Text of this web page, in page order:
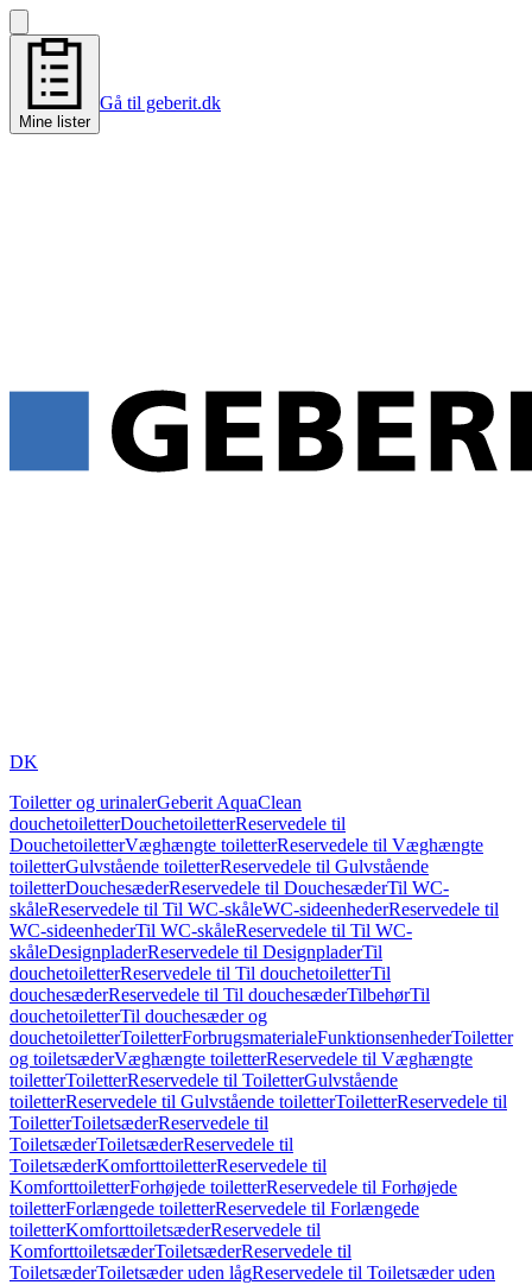
Mine lister
Gå til geberit.dk
DK
Toiletter og urinalerGeberit AquaClean
douchetoiletterDouchetoiletterReservedele til
DouchetoiletterVæghængte toiletterReservedele til Væghængte
toiletterGulvstående toiletterReservedele til Gulvstående
toiletterDouchesæderReservedele til DouchesæderTil WC-
skåleReservedele til Til WC-skåleWC-sideenhederReservedele til
WC-sideenhederTil WC-skåleReservedele til Til WC-
skåleDesignpladerReservedele til DesignpladerTil
douchetoiletterReservedele til Til douchetoiletterTil
douchesæderReservedele til Til douchesæderTilbehørTil
douchetoiletterTil douchesæder og
douchetoiletterToiletterForbrugsmaterialeFunktionsenhederToiletter
og toiletsæderVæghængte toiletterReservedele til Væghængte
toiletterToiletterReservedele til ToiletterGulvstående
toiletterReservedele til Gulvstående toiletterToiletterReservedele til
ToiletterToiletsæderReservedele til
ToiletsæderToiletsæderReservedele til
ToiletsæderKomforttoiletterReservedele til
KomforttoiletterForhøjede toiletterReservedele til Forhøjede
toiletterForlængede toiletterReservedele til Forlængede
toiletterKomforttoiletsæderReservedele til
KomforttoiletsæderToiletsæderReservedele til
ToiletsæderToiletsæder uden lågReservedele til Toiletsæder uden